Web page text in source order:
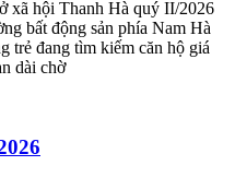
xã hội Thanh Hà quý II/2026
bất động sản phía Nam Hà
trẻ đang tìm kiếm căn hộ giá
dài chờ